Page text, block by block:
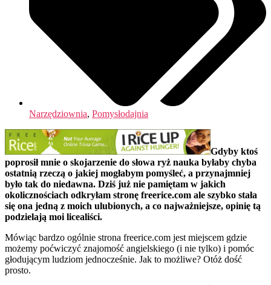
Narzędziownia, Pomysłodajnia
Gdyby ktoś
poprosił mnie o skojarzenie do słowa ryż nauka byłaby chyba
ostatnią rzeczą o jakiej mogłabym pomyśleć, a przynajmniej
było tak do niedawna. Dziś już nie pamiętam w jakich
okolicznościach odkryłam stronę freerice.com ale szybko stała
się ona jedną z moich ulubionych, a co najważniejsze, opinię tą
podzielają moi licealiści.
Mówiąc bardzo ogólnie strona freerice.com jest miejscem gdzie
możemy poćwiczyć znajomość angielskiego (i nie tylko) i pomóc
głodującym ludziom jednocześnie. Jak to możliwe? Otóż dość
prosto.